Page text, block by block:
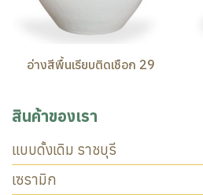
อ่างสีพื้นเรียบติดเชือก 29
สินค้าของเรา
แบบดั้งเดิม ราชบุรี
เซรามิก